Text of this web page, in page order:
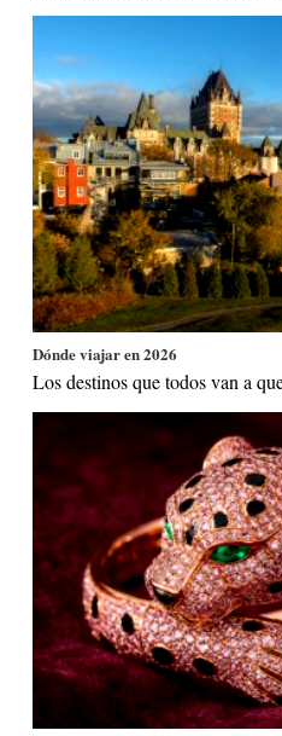
Dónde viajar en 2026
Los destinos que todos van a